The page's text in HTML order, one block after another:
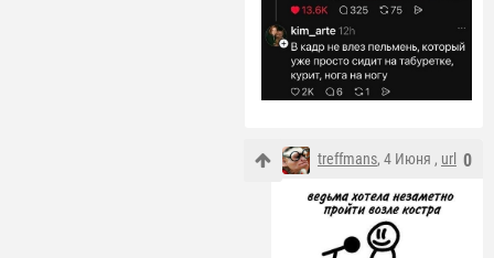
0
treffmans, 4 Июня , url